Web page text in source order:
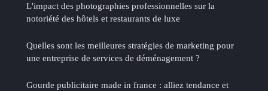
L'impact des photographies professionnelles sur la
notoriété des hôtels et restaurants de luxe
Quelles sont les meilleures stratégies de marketing pour
une entreprise de services de déménagement ?
Gourde publicitaire made in france : alliez tendance et